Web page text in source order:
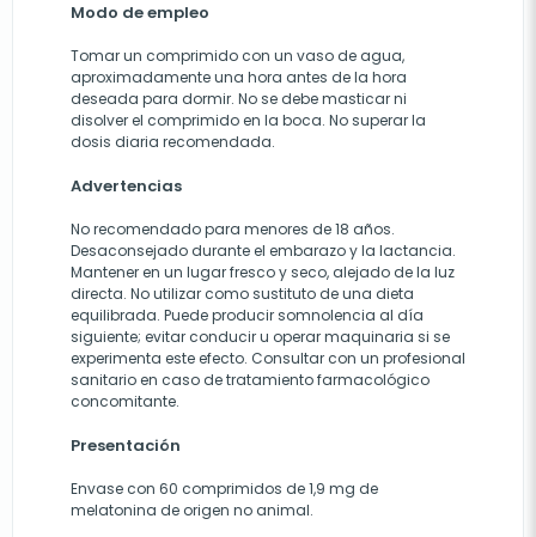
Modo de empleo
Tomar un comprimido con un vaso de agua,
aproximadamente una hora antes de la hora
deseada para dormir. No se debe masticar ni
disolver el comprimido en la boca. No superar la
dosis diaria recomendada.
Advertencias
No recomendado para menores de 18 años.
Desaconsejado durante el embarazo y la lactancia.
Mantener en un lugar fresco y seco, alejado de la luz
directa. No utilizar como sustituto de una dieta
equilibrada. Puede producir somnolencia al día
siguiente; evitar conducir u operar maquinaria si se
experimenta este efecto. Consultar con un profesional
sanitario en caso de tratamiento farmacológico
concomitante.
Presentación
Envase con 60 comprimidos de 1,9 mg de
melatonina de origen no animal.